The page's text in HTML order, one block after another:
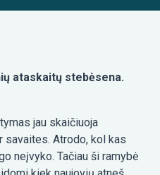
ataskaitų stebėsena.
jau skaičiuoja
Atrodo, kol kas
neįvyko. Tačiau ši ramybė